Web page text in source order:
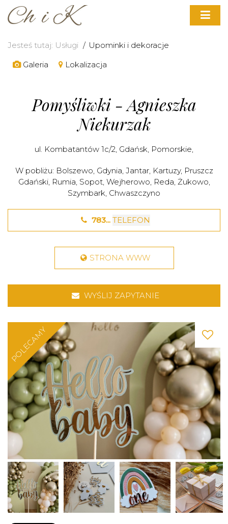
Jesteś tutaj: Usługi
Upominki i dekoracje
Galeria
Lokalizacja
Pomyśliwki - Agnieszka
Niekurzak
ul. Kombatantów 1c/2, Gdańsk, Pomorskie,
W pobliżu: Bolszewo, Gdynia, Jantar, Kartuzy, Pruszcz
Gdański, Rumia, Sopot, Wejherowo, Reda, Żukowo,
Szymbark, Chwaszczyno
783... TELEFON
STRONA WWW
WYŚLIJ ZAPYTANIE
POLECAMY